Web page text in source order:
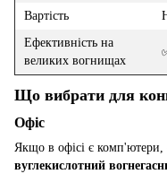
Вартість
Ефективність на
великих вогнищах
Що вибрати для
Офіс
Якщо в офісі є комп'ютери,
вуглекислотний